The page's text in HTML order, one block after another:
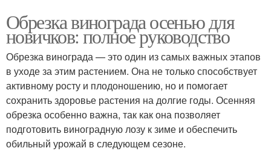
Обрезка винограда осенью для
новичков: полное руководство
Обрезка винограда — это один из самых важных этапов
в уходе за этим растением. Она не только способствует
активному росту и плодоношению, но и помогает
сохранить здоровье растения на долгие годы. Осенняя
обрезка особенно важна, так как она позволяет
подготовить виноградную лозу к зиме и обеспечить
обильный урожай в следующем сезоне.